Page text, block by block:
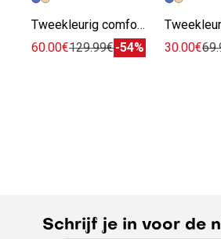
Tweekleurig comfort fit kostuumvest
60.00€129.99€-54%
30.00€
Schrijf je in voor de